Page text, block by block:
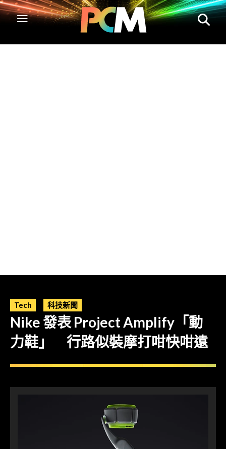
Tech 科技新聞
Nike 發表 Project Amplify「動
力鞋」 行路似裝摩打咁快咁遠